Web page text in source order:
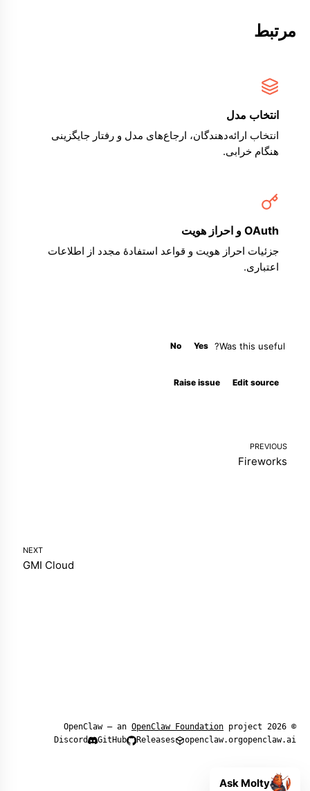
مرتبط
انتخاب مدل
انتخاب ارائه‌دهندگان، ارجاع‌های مدل و رفتار جایگزینی
هنگام خرابی.
OAuth و احراز هویت
جزئیات احراز هویت و قواعد استفادهٔ مجدد از اطلاعات
اعتباری.
Was this useful?
Yes
No
Edit source
Raise issue
PREVIOUS
Fireworks
NEXT
GMI Cloud
© 2026 OpenClaw — an
OpenClaw Foundation project
openclaw.ai
openclaw.org
Releases
GitHub
Discord
Ask Molty